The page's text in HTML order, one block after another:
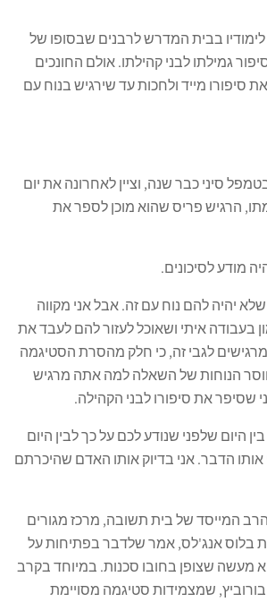
בבית המדרש לרבנים שבסופו של
גמילתו לבני קהילתו. אולם החונכים
סיפורו מייד ולחכות עד שירגיש בנוח עם
סיני כבר שנה, וציין לאחרונה את יום
הרגיש פריס שהוא מוכן לספר את
מודע לסיכונים.
שלא יהיה להם נוח עם זה. אבל אני מקווה
בעבודה איתי ושאוכל לעזור להם לעבד את
לגבי זה, כי חלק מהסרת הסטיגמה
הנוחות של השאלה למה אתה מרגיש
שסיפר את סיפורו לבני הקהילה.
היום שלפני שנודע לכם על כך לבין היום
הדבר. אני בדיוק אותו האדם שהיכרתם
המייסד של בית תשובה, מרכז מגורים
בלוס אנג'לס, אמר שלדבר בפתיחות על
מעשה שצופן בחובו סכנות. במיוחד בקרב
בורוביץ, שמצמידות סטיגמה מסויימת